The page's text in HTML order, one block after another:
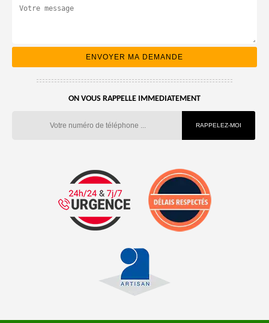
ON VOUS RAPPELLE IMMEDIATEMENT